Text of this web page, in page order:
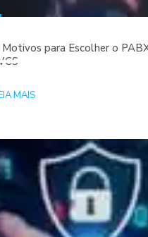
Motivos para Escolher o
MAIS